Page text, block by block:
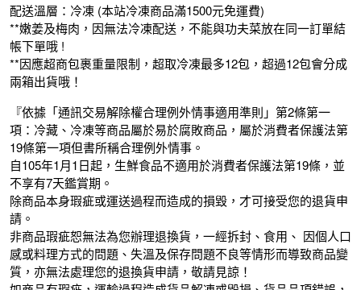
配送溫層：冷凍 (本站冷凍商品滿1500元免運費)
**嫩姜及梅肉，因無法冷凍配送，不能與功夫菜放在同一訂單結
帳下單哦 !
**因應超商包裹重量限制，超取冷凍最多12包，超過12包會分成
兩箱出貨哦！
『依據「通訊交易解除權合理例外情事適用準則」第2條第一
項：冷藏、冷凍等商品屬於易於腐敗商品，屬於消費者保護法第
19條第一項但書所稱合理例外情事。
自105年1月1日起，生鮮食品不適用於消費者保護法第19條，並
不享有7天鑑賞期。
除商品本身瑕疵或運送過程而造成的損毀，才可接受您的退貨申
請。
非商品瑕疵恕無法為您辦理退換貨，一經拆封、食用、 因個人口
感或料理方式的問題、失溫及保存問題不良等情形而導致商品變
質，亦無法處理您的退換貨申請，敬請見諒！